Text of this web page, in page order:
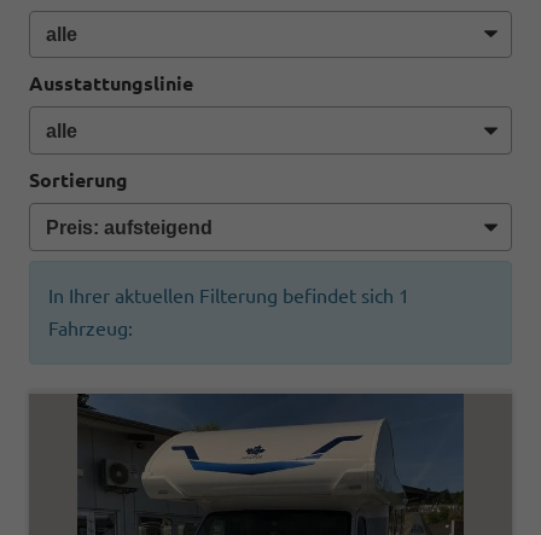
Ausstattungslinie
Sortierung
In Ihrer aktuellen Filterung befindet sich 1
Fahrzeug: